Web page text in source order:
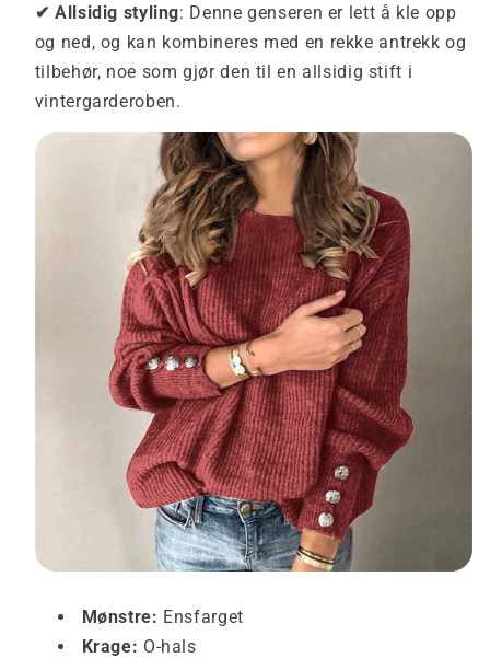
✔ Allsidig styling: Denne genseren er lett å kle opp
og ned, og kan kombineres med en rekke antrekk og
tilbehør, noe som gjør den til en allsidig stift i
vintergarderoben.
Mønstre: Ensfarget
Krage: O-hals